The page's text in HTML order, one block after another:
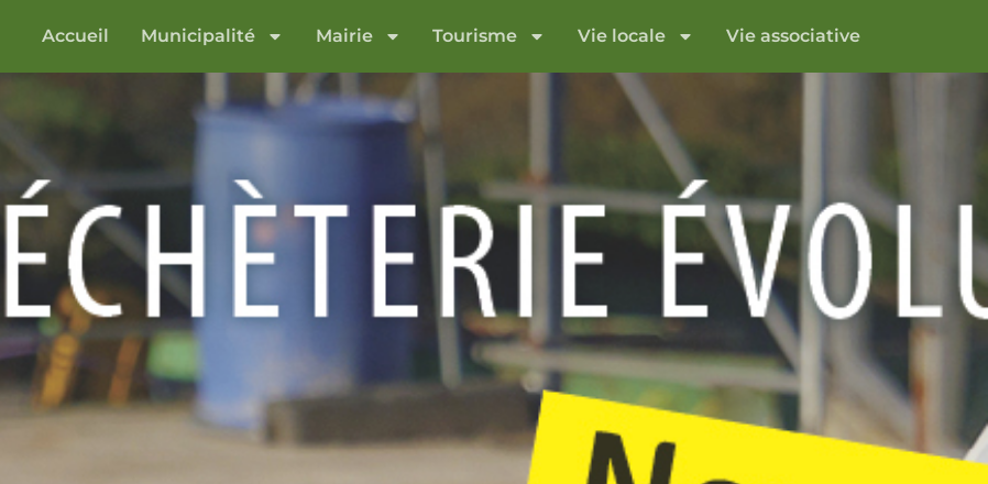
Accueil Municipalité Mairie Tourisme Vie locale Vie associative